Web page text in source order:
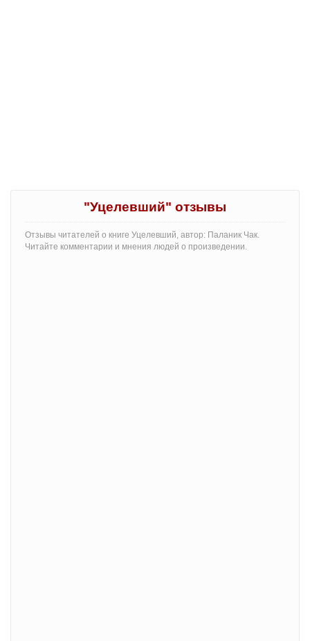
"Уцелевший" отзывы
Отзывы читателей о книге Уцелевший, автор: Паланик Чак.
Читайте комментарии и мнения людей о произведении.